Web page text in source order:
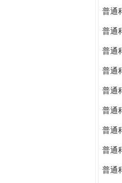
r
普通
普通
普通
普通
普通
普通
普通
普通
普通